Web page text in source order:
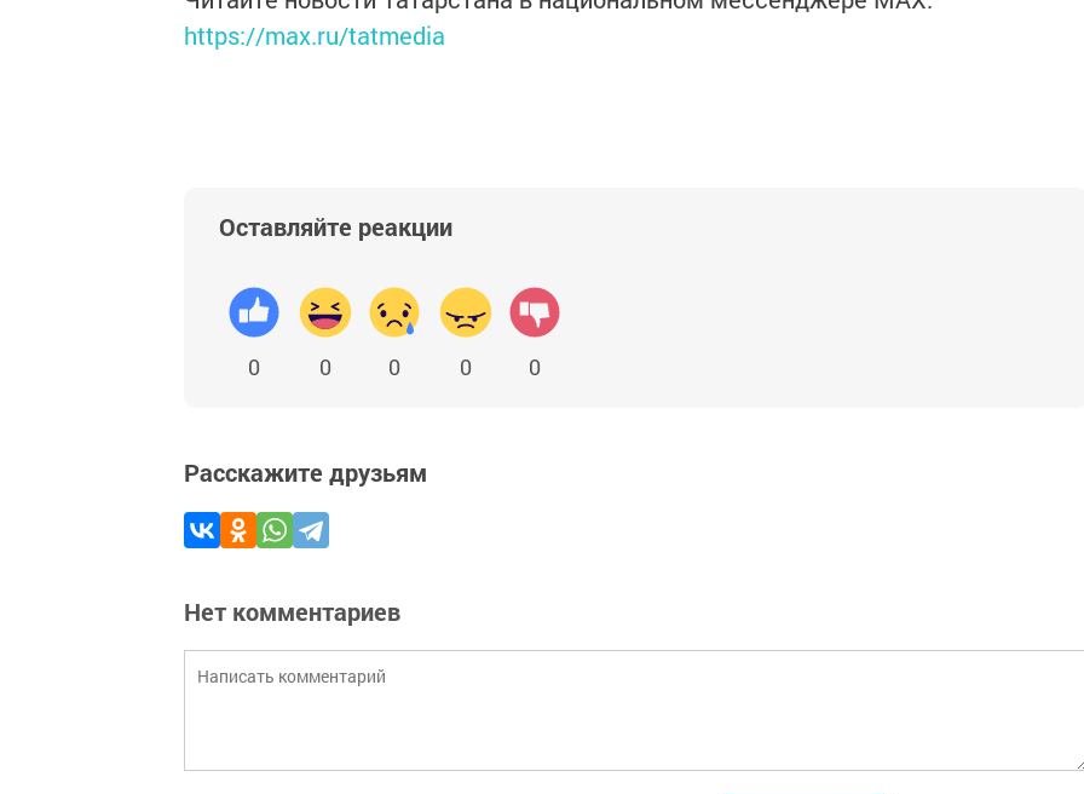
https://max.ru/tatmedia
Оставляйте реакции
0 0 0 0 0
Расскажите друзьям
Нет комментариев